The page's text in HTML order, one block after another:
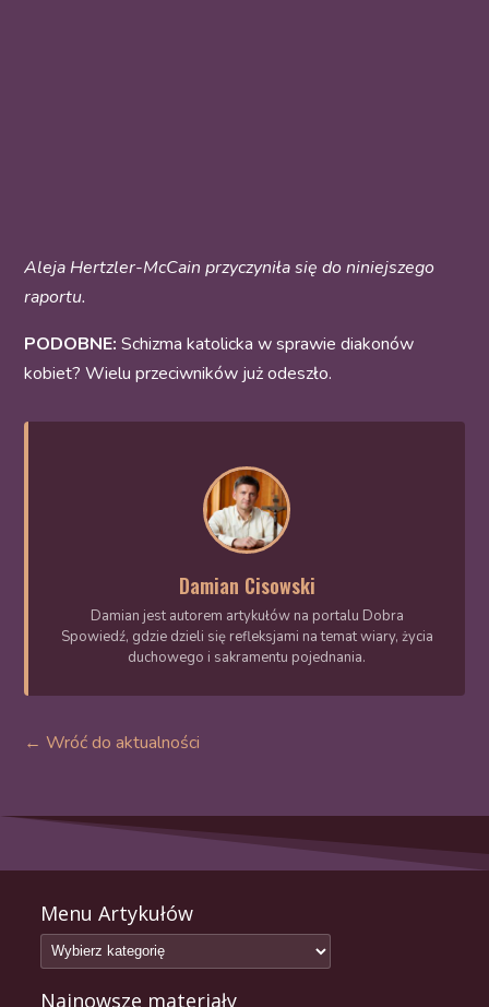
Aleja Hertzler-McCain przyczyniła się do niniejszego
raportu.
PODOBNE:Schizma katolicka w sprawie diakonów
kobiet? Wielu przeciwników już odeszło.
Damian Cisowski
Damian jest autorem artykułów na portalu Dobra
Spowiedź, gdzie dzieli się refleksjami na temat wiary, życia
duchowego i sakramentu pojednania.
← Wróć do aktualności
Menu Artykułów
Najnowsze materiały